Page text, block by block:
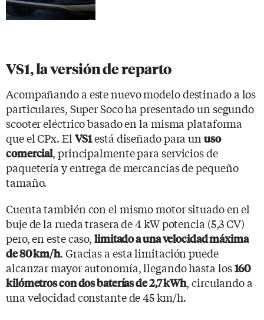
VS1, la versión de reparto
Acompañando a este nuevo modelo destinado a los
particulares, Super Soco ha presentado un segundo
scooter eléctrico basado en la misma plataforma
que el CPx. El VS1está diseñado para un uso
comercial, principalmente para servicios de
paquetería y entrega de mercancías de pequeño
tamaño.
Cuenta también con el mismo motor situado en el
buje de la rueda trasera de 4 kW potencia (5,3 CV)
pero, en este caso, limitado a una velocidad máxima
de 80 km/h. Gracias a esta limitación puede
alcanzar mayor autonomía, llegando hasta los160
kilómetros con dos baterías de 2,7 kWh, circulando a
una velocidad constante de 45 km/h.